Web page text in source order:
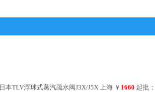
日本TLV浮球式蒸汽疏水阀J3X/J5X 上海 ￥ 1660 起批：